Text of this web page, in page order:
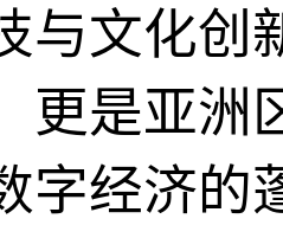
与文化创
更是亚洲
字经济的